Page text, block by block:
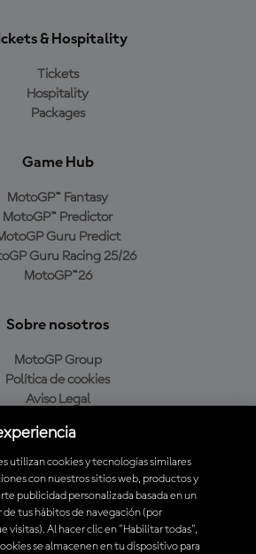
& Hospitality
Tickets
Hospitality
Packages
Game Hub
MotoGP™ Fantasy
MotoGP™ Predictor
Guru Predict
Guru Racing 25/26
MotoGP™26
Sobre nosotros
MotoGP Group
Política de cookies
Aviso Legal
Política de compra
la aplicación oficial de MotoGP™
utilizan cookies y tecnologías similares
con nuestros sitios web, productos y
publicidad personalizada basada en un
de tus hábitos de navegación (por
visitas). Al hacer clic en "Habilitar todas",
se almacenen en tu dispositivo para